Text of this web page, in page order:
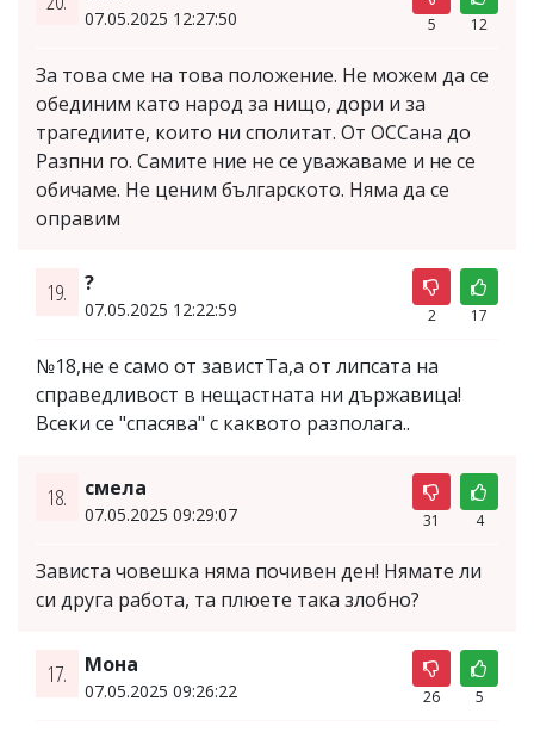
07.05.2025 12:27:50 5 12
За това сме на това положение. Не можем да се
обединим като народ за нищо, дори и за
трагедиите, които ни сполитат. От ОССана до
Разпни го. Самите ние не се уважаваме и не се
обичаме. Не ценим българското. Няма да се
оправим
19. ?
07.05.2025 12:22:59 2 17
№18,не е само от завистТа,а от липсата на
справедливост в нещастната ни държавица!
Всеки се "спасява" с каквото разполага..
18. смела
07.05.2025 09:29:07 31 4
Зависта човешка няма почивен ден! Нямате ли
си друга работа, та плюете така злобно?
17. Мона
07.05.2025 09:26:22 26 5